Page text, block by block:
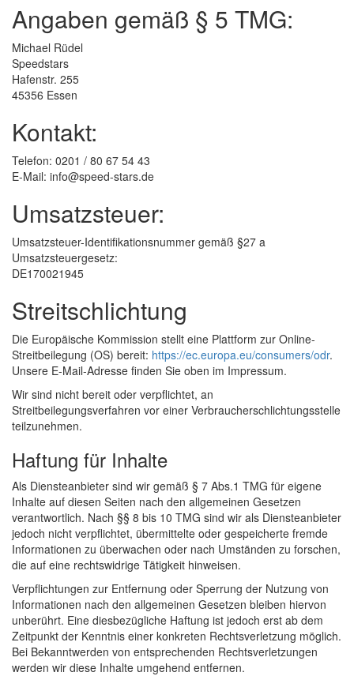
Angaben gemäß § 5 TMG:
Michael Rüdel
Speedstars
Hafenstr. 255
45356 Essen
Kontakt:
Telefon: 0201 / 80 67 54 43
E-Mail: info@speed-stars.de
Umsatzsteuer:
Umsatzsteuer-Identifikationsnummer gemäß §27 a
Umsatzsteuergesetz:
DE170021945
Streitschlichtung
Die Europäische Kommission stellt eine Plattform zur Online-
Streitbeilegung (OS) bereit: https://ec.europa.eu/consumers/odr.
Unsere E-Mail-Adresse finden Sie oben im Impressum.
Wir sind nicht bereit oder verpflichtet, an
Streitbeilegungsverfahren vor einer Verbraucherschlichtungsstelle
teilzunehmen.
Haftung für Inhalte
Als Diensteanbieter sind wir gemäß § 7 Abs.1 TMG für eigene
Inhalte auf diesen Seiten nach den allgemeinen Gesetzen
verantwortlich. Nach §§ 8 bis 10 TMG sind wir als Diensteanbieter
jedoch nicht verpflichtet, übermittelte oder gespeicherte fremde
Informationen zu überwachen oder nach Umständen zu forschen,
die auf eine rechtswidrige Tätigkeit hinweisen.
Verpflichtungen zur Entfernung oder Sperrung der Nutzung von
Informationen nach den allgemeinen Gesetzen bleiben hiervon
unberührt. Eine diesbezügliche Haftung ist jedoch erst ab dem
Zeitpunkt der Kenntnis einer konkreten Rechtsverletzung möglich.
Bei Bekanntwerden von entsprechenden Rechtsverletzungen
werden wir diese Inhalte umgehend entfernen.